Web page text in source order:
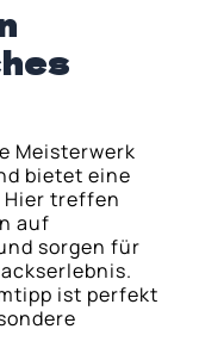
Meisterwerk
bietet eine
treffen
auf
sorgen für
ist perfekt